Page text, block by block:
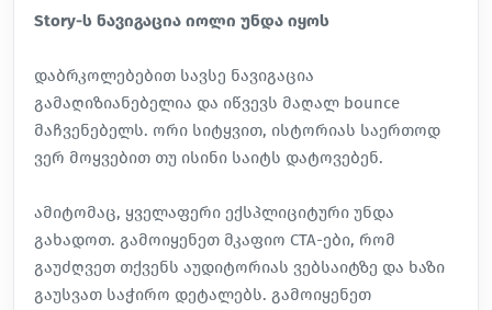
Story-ს ნავიგაცია იოლი უნდა იყოს
დაბრკოლებებით სავსე ნავიგაცია
გამაღიზიანებელია და იწვევს მაღალ bounce
მაჩვენებელს. ორი სიტყვით, ისტორიას საერთოდ
ვერ მოყვებით თუ ისინი საიტს დატოვებენ.
ამიტომაც, ყველაფერი ექსპლიციტური უნდა
გახადოთ. გამოიყენეთ მკაფიო CTA-ები, რომ
გაუძღვეთ თქვენს აუდიტორიას ვებსაიტზე და ხაზი
გაუსვათ საჭირო დეტალებს. გამოიყენეთ